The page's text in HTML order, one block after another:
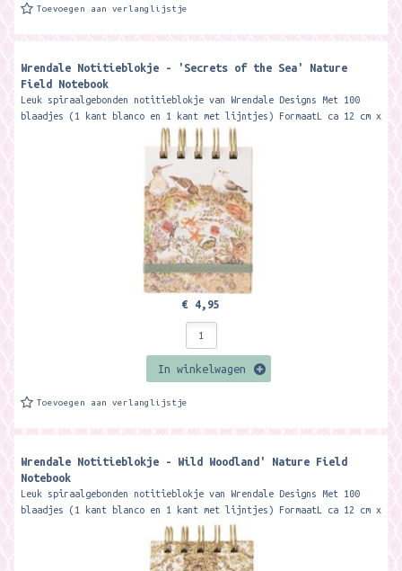
Toevoegen aan verlanglijstje
Wrendale Notitieblokje - 'Secrets of the Sea' Nature
Field Notebook
Leuk spiraalgebonden notitieblokje van Wrendale Designs Met 100
blaadjes (1 kant blanco en 1 kant met lijntjes) FormaatL ca 12 cm x
€ 4,95
In winkelwagen
Toevoegen aan verlanglijstje
Wrendale Notitieblokje - Wild Woodland' Nature Field
Notebook
Leuk spiraalgebonden notitieblokje van Wrendale Designs Met 100
blaadjes (1 kant blanco en 1 kant met lijntjes) FormaatL ca 12 cm x